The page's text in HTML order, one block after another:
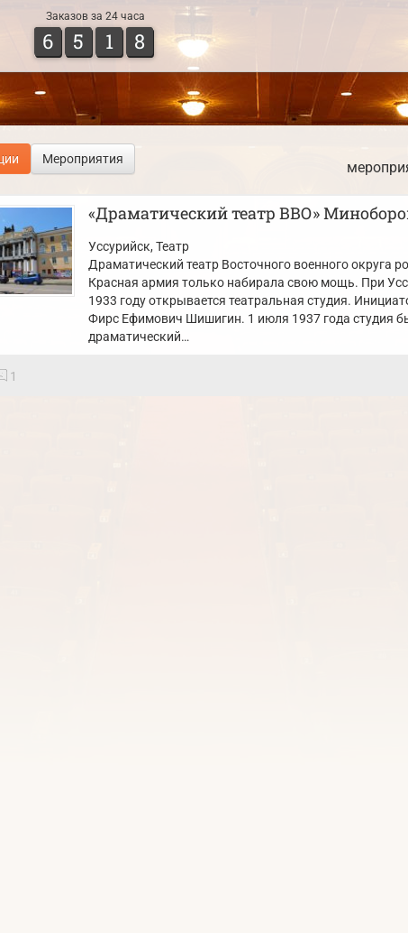
Заказов за 24 часа
6 5 1 8
Мероприятия
«Драматический театр ВВО»
Уссурийск, Театр
Драматический театр Восточного военного округа
Красная армия только набирала свою мощь. При
1933 году открывается театральная студия.
Фирс Ефимович Шишигин. 1 июля 1937 года студия
драматический…
1